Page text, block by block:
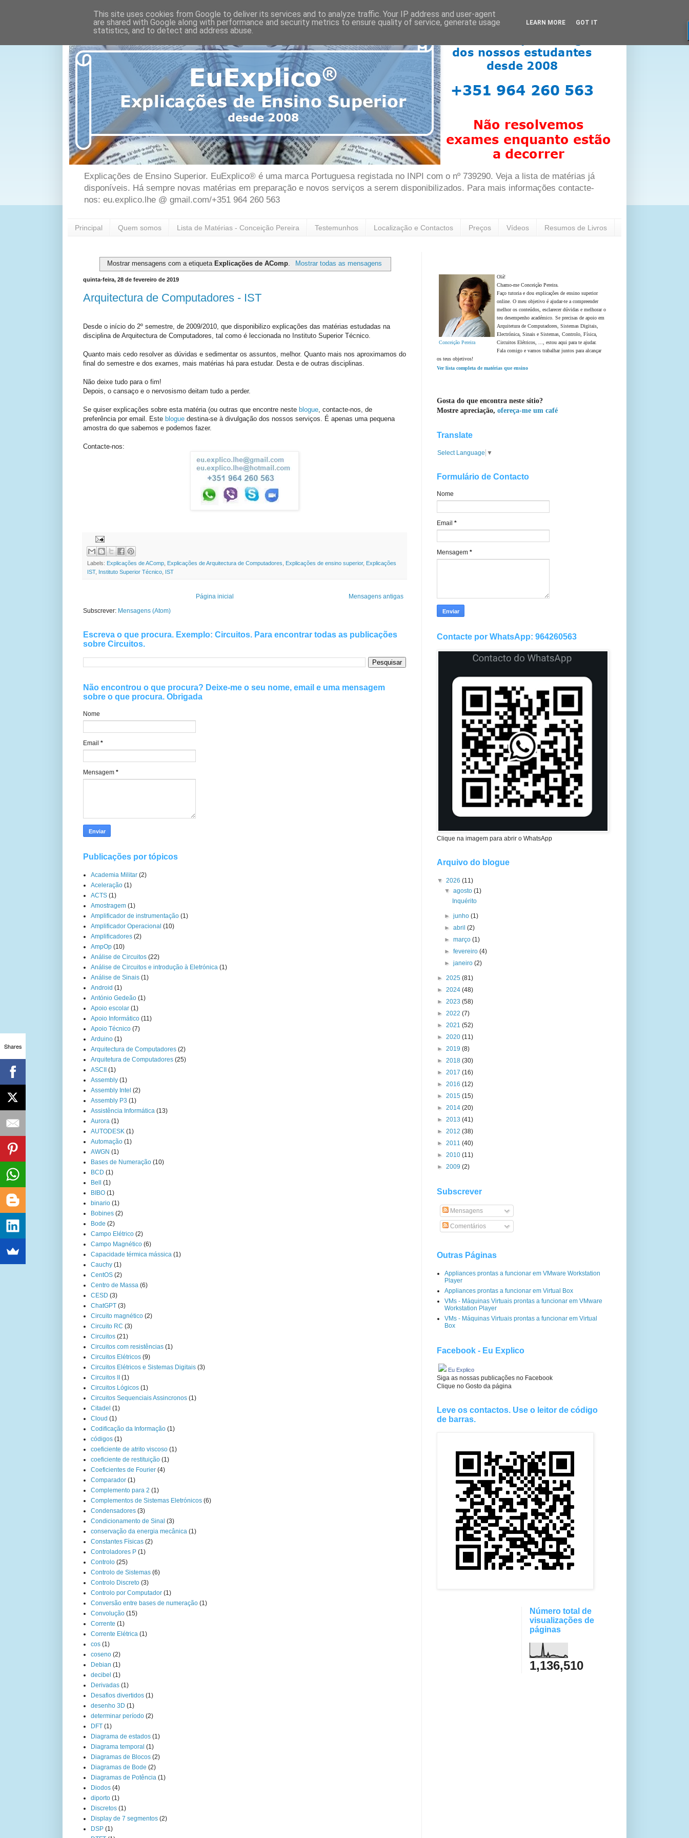
Explicações de Ensino Superior. EuExplico® é uma marca Portuguesa registada no INPI com o nº 739290. Veja a lista de matérias já
disponíveis. Há sempre novas matérias em preparação e novos serviços a serem disponibilizados. Para mais informações contacte-
nos: eu.explico.lhe @ gmail.com/+351 964 260 563
Principal Quem somos Lista de Matérias - Conceição Pereira Testemunhos Localização e Contactos Preços Vídeos Resumos de Livros
Mostrar mensagens com a etiqueta Explicações de AComp. Mostrar todas as mensagens
quinta-feira, 28 de fevereiro de 2019
Arquitectura de Computadores - IST
Desde o início do 2º semestre, de 2009/2010, que disponibilizo explicações das matérias estudadas na
disciplina de Arquitectura de Computadores, tal como é leccionada no Instituto Superior Técnico.
Quanto mais cedo resolver as dúvidas e sedimentar os assuntos, melhor. Quanto mais nos aproximamos do
final do semestre e dos exames, mais matérias há para estudar. Desta e de outras disciplinas.
Não deixe tudo para o fim!
Depois, o cansaço e o nervosismo deitam tudo a perder.
Se quiser explicações sobre esta matéria (ou outras que encontre neste blogue , contacte-nos, de
preferência por email. Este blogue destina-se à divulgação dos nossos serviços. É apenas uma pequena
amostra do que sabemos e podemos fazer.
Contacte-nos:
Labels: Explicações de AComp Explicações de Arquitectura de Computadores Explicações de ensino superior, Explicações
IST, Instituto Superior Técnico IST
Mensagens antigas
Página inicial
Subscrever: Mensagens (Atom)
Escreva o que procura. Exemplo: Circuitos. Para encontrar todas as publicações
sobre Circuitos.
Não encontrou o que procura? Deixe-me o seu nome, email e uma mensagem
sobre o que procura. Obrigada
Nome
Email *
Mensagem *
Publicações por tópicos
Academia Militar (2)
Aceleração (1)
ACTS (1)
Amostragem (1)
Amplificador de instrumentação (1)
Amplificador Operacional (10)
Amplificadores (2)
AmpOp (10)
Análise de Circuitos (22)
Análise de Circuitos e introdução à Eletrónica (1)
Análise de Sinais (1)
Android (1)
António Gedeão (1)
Apoio escolar (1)
Apoio Informático (11)
Apoio Técnico (7)
Arduino (1)
Arquitectura de Computadores (2)
Arquitetura de Computadores (25)
ASCII
(1)
Assembly (1)
Assembly Intel (2)
Assembly P3 (1)
Assistência Informática (13)
Aurora (1)
AUTODESK (1)
Automação (1)
AWGN (1)
Bases de Numeração (10)
BCD (1)
Bell
(1)
BIBO (1)
binario (1)
Bobines (2)
Bode (2)
Campo Elétrico (2)
Campo Magnético (6)
Capacidade térmica mássica (1)
Cauchy (1)
CentOS (2)
Centro de Massa (6)
CESD (3)
ChatGPT (3)
Circuito magnético (2)
Circuito RC (3)
Circuitos (21)
Circuitos com resistências (1)
Circuitos Elétricos (9)
Circuitos Elétricos e Sistemas Digitais (3)
Circuitos II
(1)
Circuitos Lógicos (1)
Circuitos Sequenciais Assincronos (1)
Citadel (1)
Cloud (1)
Codificação da Informação (1)
códigos (1)
coeficiente de atrito viscoso (1)
coeficiente de restituição (1)
Coeficientes de Fourier (4)
Comparador (1)
Complemento para 2 (1)
Complementos de Sistemas Eletrónicos (6)
Condensadores (3)
Condicionamento de Sinal (3)
conservação da energia mecânica (1)
Constantes Físicas (2)
Controladores P (1)
Controlo (25)
Controlo de Sistemas (6)
Controlo Discreto (3)
Controlo por Computador (1)
Conversão entre bases de numeração (1)
Convolução (15)
Corrente (1)
Corrente Elétrica (1)
cos (1)
coseno (2)
Debian (1)
decibel (1)
Derivadas (1)
Desafios divertidos (1)
desenho 3D (1)
determinar período (2)
DFT (1)
Diagrama de estados (1)
Diagrama temporal (1)
Diagramas de Blocos (2)
Diagramas de Bode (2)
Diagramas de Potência (1)
Diodos (4)
diporto (1)
Discretos (1)
Display de 7 segmentos (2)
DSP (1)
Conceição Pereira
Olá!
Chamo-me Conceição Pereira.
Faço tutoria e dou explicações de ensino superior
online. O meu objetivo é ajudar-te a compreender
melhor os conteúdos, esclarecer dúvidas e melhorar o
teu desempenho académico. Se precisas de apoio em
Arquitetura de Computadores, Sistemas Digitais,
Electrónica, Sinais e Sistemas, Controlo, Física,
Circuitos Elétricos, ..., estou aqui para te ajudar.
Fala comigo e vamos trabalhar juntos para alcançar
os teus objetivos!
Ver lista completa de matérias que ensino
Gosta do que encontra neste sítio?
Mostre apreciação, ofereça-me um café
Translate
Select Language ▼
Formulário de Contacto
Nome
Email *
Mensagem *
Contacte por WhatsApp: 964260563
Clique na imagem para abrir o WhatsApp
Arquivo do blogue
▼ 2026 (11)
▼agosto(1)
Inquérito
►junho(1)
►abril(2)
►março(1)
►fevereiro(4)
►janeiro(2)
► 2025 (81)
► 2024 (48)
► 2023 (58)
► 2022 (7)
► 2021 (52)
► 2020 (11)
► 2019 (8)
► 2018 (30)
► 2017 (16)
► 2016 (12)
► 2015 (15)
► 2014 (20)
► 2013 (41)
► 2012 (38)
► 2011 (40)
► 2010 (11)
► 2009 (2)
Subscrever
Mensagens
Comentários
Outras Páginas
Appliances prontas a funcionar em VMware Workstation
Player
Appliances prontas a funcionar em Virtual Box
VMs - Máquinas Virtuais prontas a funcionar em VMware
Workstation Player
VMs - Máquinas Virtuais prontas a funcionar em Virtual
Box
Facebook - Eu Explico
Eu Explico
Siga as nossas publicações no Facebook
Clique no Gosto da página
Leve os contactos. Use o leitor de código
de barras.
Número total de
visualizações de
páginas
1,136,510
This site uses cookies from Google to deliver its services and to analyze traffic. Your IP address and user-agent
are shared with Google along with performance and security metrics to ensure quality of service, generate usage
statistics, and to detect and address abuse.
LEARN MORE GOT IT
Shares